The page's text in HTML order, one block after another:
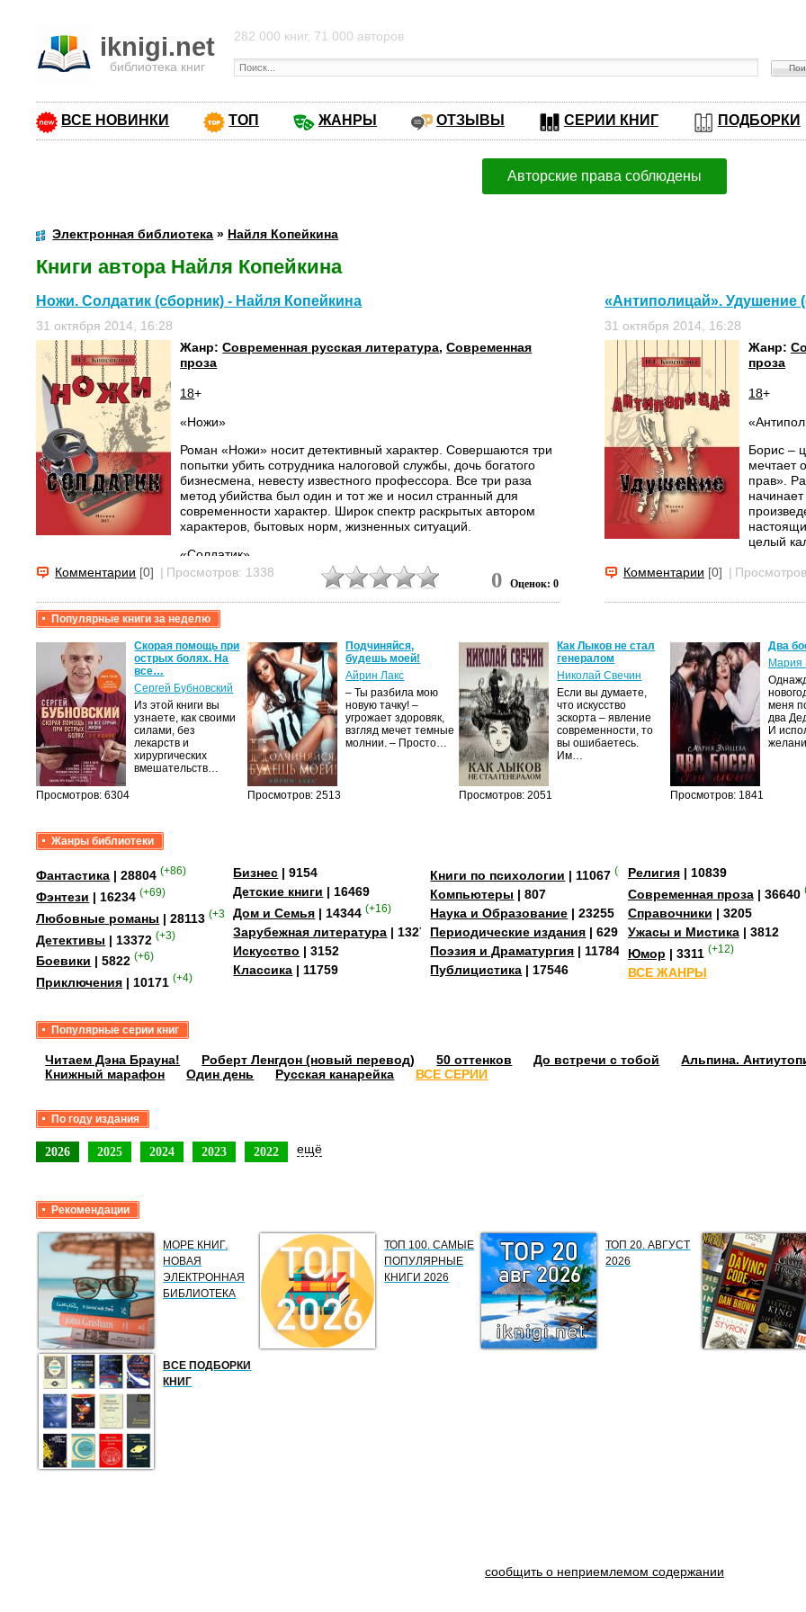
iknigi.net
библиотека книг
282 000 книг, 71 000 авторов
ВСЕ НОВИНКИ ТОП ЖАНРЫ ОТЗЫВЫ СЕРИИ КНИГ ПОДБОРКИ
Авторские права соблюдены
Электронная библиотека » Найля Копейкина
Книги автора Найля Копейкина
Ножи. Солдатик (сборник) - Найля Копейкина
31 октября 2014, 16:28
Жанр:Современная русская литература,Современная
проза
18+
«Ножи»
Роман «Ножи» носит детективный характер. Совершаются три
попытки убить сотрудника налоговой службы, дочь богатого
бизнесмена, невесту известного профессора. Все три раза
метод убийства был один и тот же и носил странный для
современности характер. Широк спектр раскрытых автором
характеров, бытовых норм, жизненных ситуаций.
«Солдатик»
Матвей – умный, красивый солдат русской армии, желая
бизнесмена, становится жестоким убийцей.
В обоих произведениях автор даёт читателям возможность не
только наблюдать происходящее, но и заглядывать в мысли...
Комментарии [0] | Просмотров: 1338 0 Оценок: 0
«Антиполицай». Удушение
31 октября 2014, 16:28
Жанр:
проза
18+
Борис –
мечтает
прав».
целый
В обоих
только
Комментарии [0] |
Популярные книги за неделю
Просмотров: 6304
Скорая помощь при
острых болях. На
все…
Сергей Бубновский
Из этой книги вы
узнаете, как своими
силами, без
лекарств и
хирургических
вмешательств…
Просмотров: 2513
Подчиняйся,
будешь моей!
Айрин Лакс
– Ты разбила мою
новую тачку! –
угрожает здоровяк,
взгляд мечет темные
молнии. – Просто…
Просмотров: 2051
Как Лыков не стал
генералом
Николай Свечин
Если вы думаете,
что искусство
эскорта – явление
современности, то
вы ошибаетесь.
Им…
Просмотров: 1841
Два
Мария
меня
два
И
Жанры библиотеки
Фантастика | 28804 (+86)
Фэнтези | 16234 (+69)
Любовные романы | 28113 (+358)
Детективы | 13372 (+3)
Боевики | 5822 (+6)
Приключения | 10171 (+4)
Бизнес | 9154
Детские книги | 16469
Дом и Семья | 14344 (+16)
Зарубежная литература | 13273
Искусство | 3152
Классика | 11759
Книги по психологии | 11067 (+3)
Компьютеры | 807
Наука и Образование | 23255
Периодические издания | 629
Поэзия и Драматургия | 11784
Публицистика | 17546
Религия| 10839
Современная проза| 36640
Справочники | 3205
Ужасы и Мистика| 3812
Юмор | 3311 (+12)
ВСЕ ЖАНРЫ
Популярные серии книг
Читаем Дэна Брауна! Роберт Ленгдон (новый перевод) 50 оттенков До встречи с тобой
Альпина.
Книжный марафон
Один день Русская канарейка ВСЕ СЕРИИ
По году издания
2026 2025 2024 2023 2022 ещё
Рекомендации
МОРЕ КНИГ.
НОВАЯ
ЭЛЕКТРОННАЯ
БИБЛИОТЕКА
ТОП 100. САМЫЕ
ПОПУЛЯРНЫЕ
КНИГИ 2026
ТОП 20. АВГУСТ
2026
ВСЕ ПОДБОРКИ
КНИГ
сообщить о неприемлемом содержании